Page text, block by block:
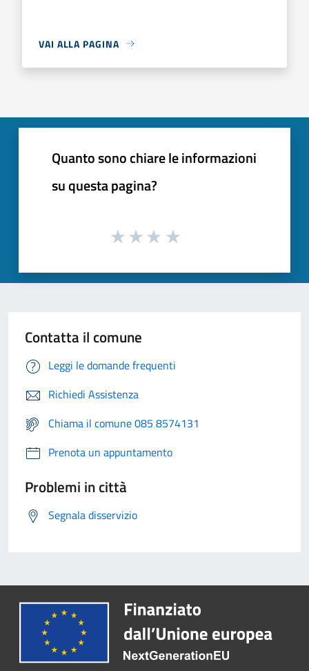
VAI ALLA PAGINA
Quanto sono chiare le informazioni
su questa pagina?
Contatta il comune
Leggi le domande frequenti
Richiedi Assistenza
Chiama il comune 085 8574131
Prenota un appuntamento
Problemi in città
Segnala disservizio